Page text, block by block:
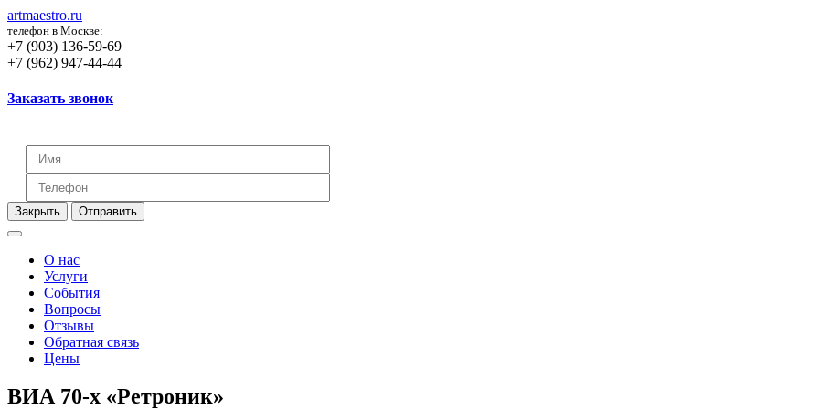
artmaestro.ru
телефон в Москве:
+7 (903) 136-59-69
+7 (962) 947-44-44
Заказать звонок
Закрыть Отправить
О нас
Услуги
События
Вопросы
Отзывы
Обратная связь
Цены
ВИА 70-х «Ретроник»